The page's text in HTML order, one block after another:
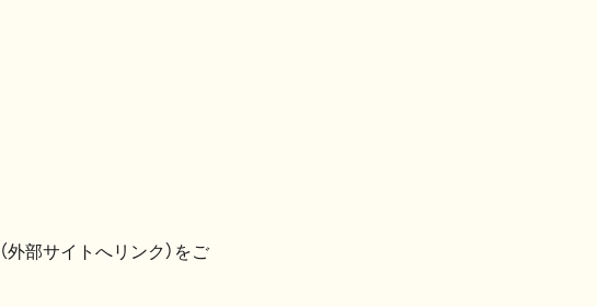
（外部サイトへリンク）をご